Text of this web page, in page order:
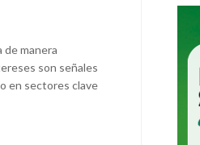
de manera
son señales
en sectores clave